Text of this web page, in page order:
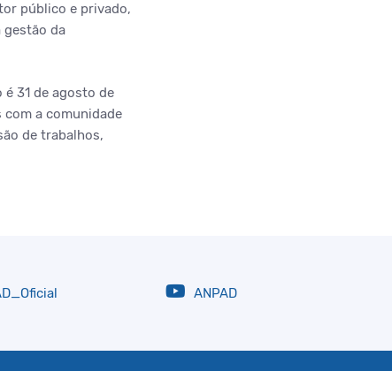
público e privado,
gestão da
31 de agosto de
a comunidade
de trabalhos,
ANPAD